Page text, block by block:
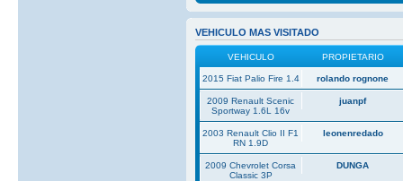
VEHICULO MAS VISITADO
VEHICULO PROPIETARIO
2015 Fiat Palio Fire 1.4 rolando rognone
2009 Renault Scenic
Sportway 1.6L 16v
juanpf
2003 Renault Clio II F1
RN 1.9D
leonenredado
2009 Chevrolet Corsa
Classic 3P
DUNGA